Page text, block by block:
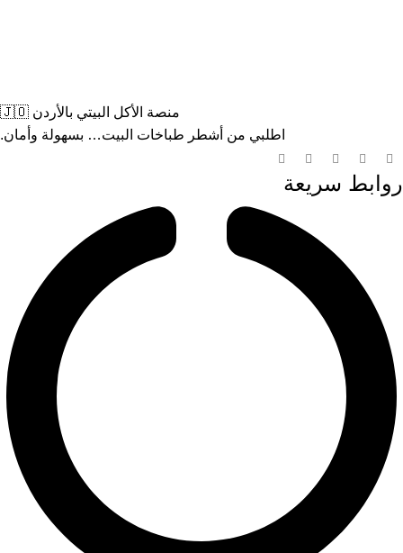
منصة الأكل البيتي بالأردن 🇯🇴
اطلبي من أشطر طباخات البيت… بسهولة وأمان.
روابط سريعة